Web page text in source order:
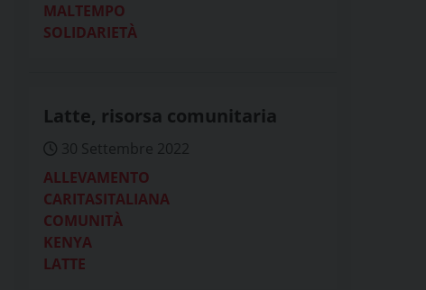
MALTEMPO
SOLIDARIETÀ
Latte, risorsa comunitaria
30 Settembre 2022
ALLEVAMENTO
CARITASITALIANA
COMUNITÀ
KENYA
LATTE